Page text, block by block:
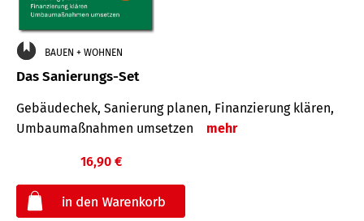
BAUEN + WOHNEN
Das Sanierungs-Set
Gebäudechek, Sanierung planen, Finanzierung klären,
Umbaumaßnahmen umsetzen
mehr
16,90 €